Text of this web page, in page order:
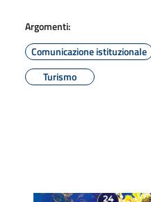
Argomenti:
Comunicazione istituzionale
Turismo